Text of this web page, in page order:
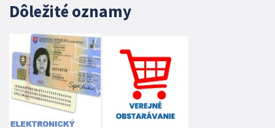
Dôležité oznamy